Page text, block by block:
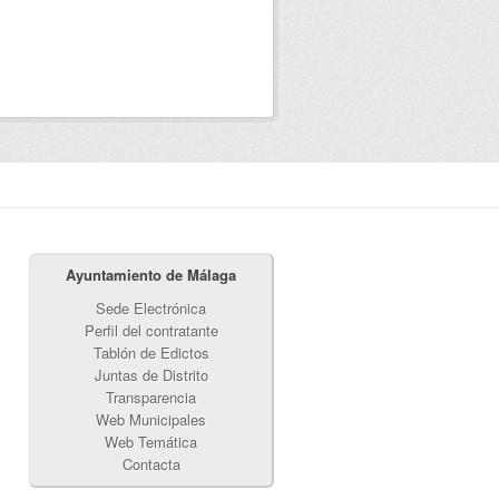
Ayuntamiento de Málaga
Sede Electrónica
Perfil del contratante
Tablón de Edictos
Juntas de Distrito
Transparencia
Web Municipales
Web Temática
Contacta